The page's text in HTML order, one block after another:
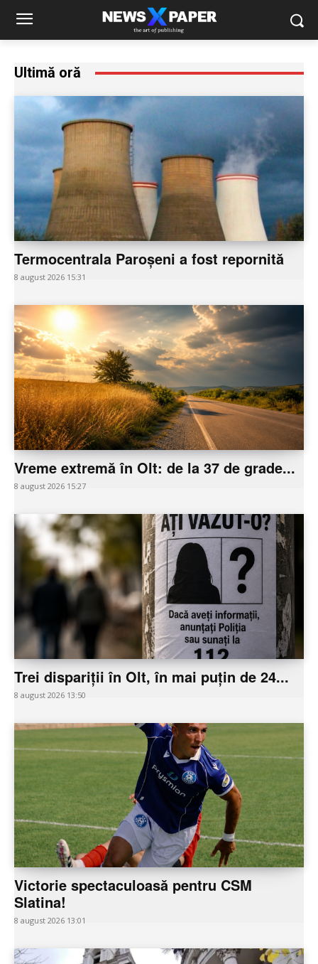
Ultimă oră
Termocentrala Paroșeni a fost repornită
8 august 2026 15:31
Vreme extremă în Olt: de la 37 de grade...
8 august 2026 15:27
Trei dispariții în Olt, în mai puțin de 24...
8 august 2026 13:50
Victorie spectaculoasă pentru CSM
Slatina!
8 august 2026 13:01